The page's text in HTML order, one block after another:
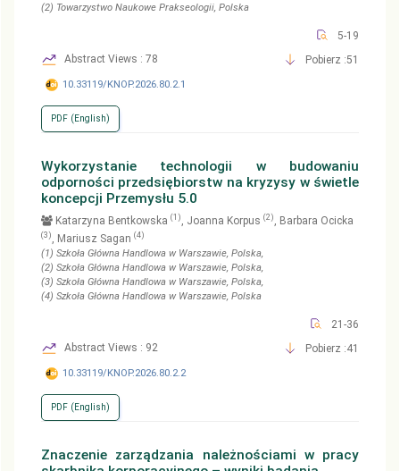
(2) Towarzystwo Naukowe Prakseologii, Polska
5-19
Abstract Views : 78
Pobierz :51
10.33119/KNOP.2026.80.2.1
PDF (English)
Wykorzystanie technologii w budowaniu
odporności przedsiębiorstw na kryzysy w świetle
koncepcji Przemysłu 5.0
Katarzyna Bentkowska (1) , Joanna Korpus (2) , Barbara Ocicka
(3) , Mariusz Sagan (4)
(1) Szkoła Główna Handlowa w Warszawie, Polska,
(2) Szkoła Główna Handlowa w Warszawie, Polska,
(3) Szkoła Główna Handlowa w Warszawie, Polska,
(4) Szkoła Główna Handlowa w Warszawie, Polska
21-36
Abstract Views : 92
Pobierz :41
10.33119/KNOP.2026.80.2.2
PDF (English)
Znaczenie zarządzania należnościami w pracy